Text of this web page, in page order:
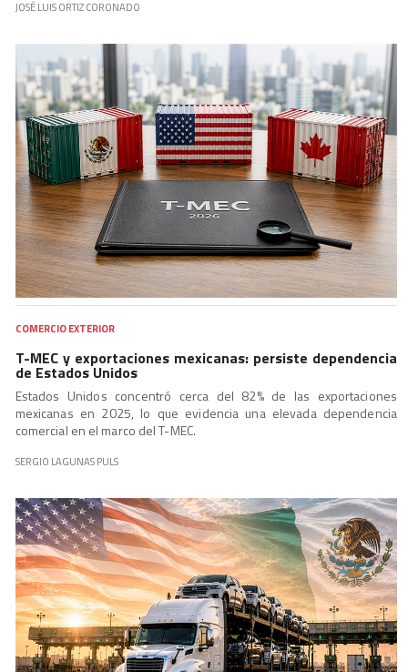
JOSÉ LUIS ORTIZ CORONADO
COMERCIO EXTERIOR
T-MEC y exportaciones mexicanas: persiste dependencia
de Estados Unidos
Estados Unidos concentró cerca del 82% de las exportaciones
mexicanas en 2025, lo que evidencia una elevada dependencia
comercial en el marco del T-MEC.
SERGIO LAGUNAS PULS